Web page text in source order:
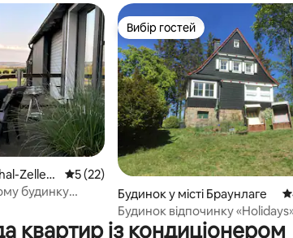
Zellerf
Середня оцінка: 5 з 5, відгуки: 22
5 (22)
будинку
Вибір гостей
Вибір гостей
Будинок у місті Браунлаге
Будинок відпочинку «Holidays»
Браунлаге, район Гогеґайс
квартир із кондиціонером